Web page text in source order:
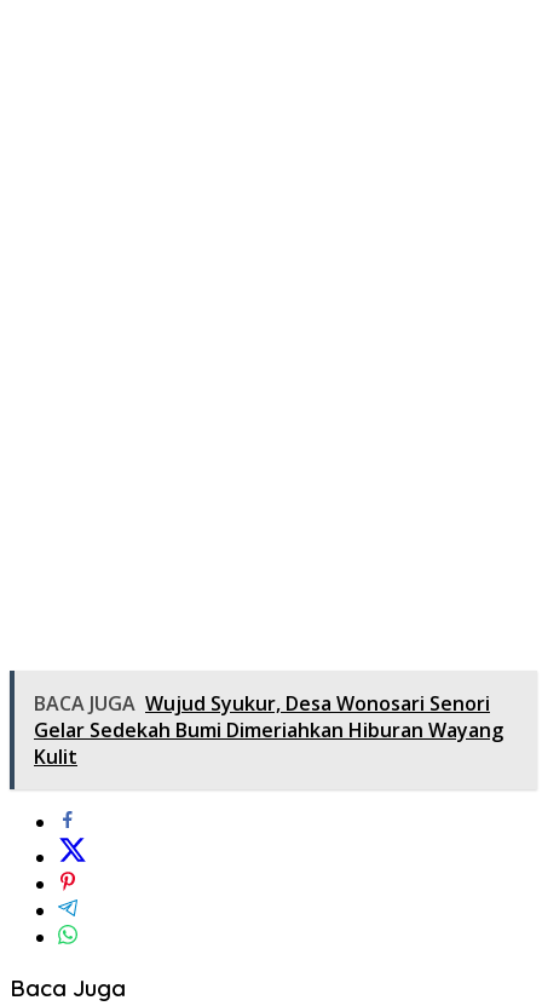
BACA JUGA Wujud Syukur, Desa Wonosari Senori
Gelar Sedekah Bumi Dimeriahkan Hiburan Wayang
Kulit
Baca Juga